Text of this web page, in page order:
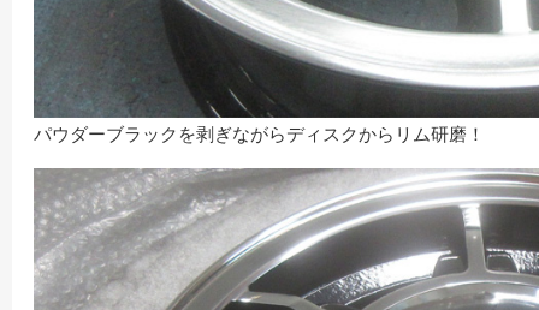
パウダーブラックを剥ぎながらディスクからリム研磨！